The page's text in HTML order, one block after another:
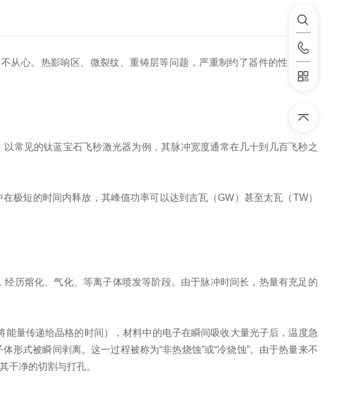
心。热影响区、微裂纹、重铸层等问题，严重制约了器件的性能与寿
常见的钛蓝宝石飞秒激光器为例，其脉冲宽度通常在几十到几百飞秒之
极短的时间内释放，其峰值功率可以达到吉瓦（GW）甚至太瓦（TW）
历熔化、气化、等离子体喷发等阶段。由于脉冲时间长，热量有充足的
量传递给晶格的时间），材料中的电子在瞬间吸收大量光子后，温度急
式被瞬间剥离。这一过程被称为“非热烧蚀”或“冷烧蚀”。由于热量来不
干净的切割与打孔。